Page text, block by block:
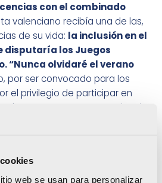
web se usan para personalizar
con el combinado
valenciano recibía una de las,
de su vida: la inclusión en el
disputaría los Juegos
“Nunca olvidaré el verano
por ser convocado para los
el privilegio de participar en
15 años. Fue una experiencia
Sergio Alamar.